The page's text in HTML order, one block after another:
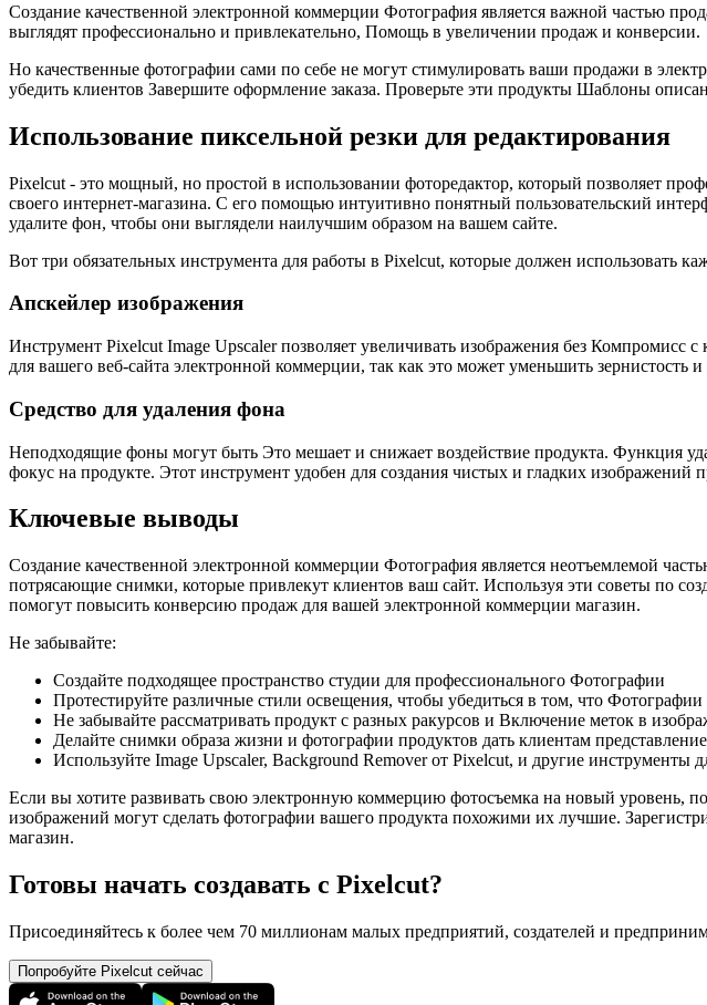
Создание качественной электронной коммерции Фотография является важной частью
выглядят профессионально и привлекательно, Помощь в увеличении продаж и конверсии.
Но качественные фотографии сами по себе не могут стимулировать ваши продажи в
убедить клиентов Завершите оформление заказа. Проверьте эти продукты Шаблоны
Использование пиксельной резки для редактирования
Pixelcut - это мощный, но простой в использовании фоторедактор, который позволяет
своего интернет-магазина. С его помощью интуитивно понятный пользовательский
удалите фон, чтобы они выглядели наилучшим образом на вашем сайте.
Вот три обязательных инструмента для работы в Pixelcut, которые должен использовать
Апскейлер изображения
Инструмент Pixelcut Image Upscaler позволяет увеличивать изображения без Компромисс
для вашего веб-сайта электронной коммерции, так как это может уменьшить зернистость и
Средство для удаления фона
Неподходящие фоны могут быть Это мешает и снижает воздействие продукта. Функция
фокус на продукте. Этот инструмент удобен для создания чистых и гладких
Ключевые выводы
Создание качественной электронной коммерции Фотография является неотъемлемой
потрясающие снимки, которые привлекут клиентов ваш сайт. Используя эти советы по
помогут повысить конверсию продаж для вашей электронной коммерции магазин.
Не забывайте:
Создайте подходящее пространство студии для профессионального Фотографии
Протестируйте различные стили освещения, чтобы убедиться в том, что
Не забывайте рассматривать продукт с разных ракурсов и Включение меток в
Делайте снимки образа жизни и фотографии продуктов дать клиентам
Используйте Image Upscaler, Background Remover от Pixelcut, и другие инструменты
Если вы хотите развивать свою электронную коммерцию фотосъемка на новый уровень,
изображений могут сделать фотографии вашего продукта похожими их лучшие.
магазин.
Готовы начать создавать с Pixelcut?
Присоединяйтесь к более чем 70 миллионам малых предприятий, создателей и
Попробуйте Pixelcut сейчас